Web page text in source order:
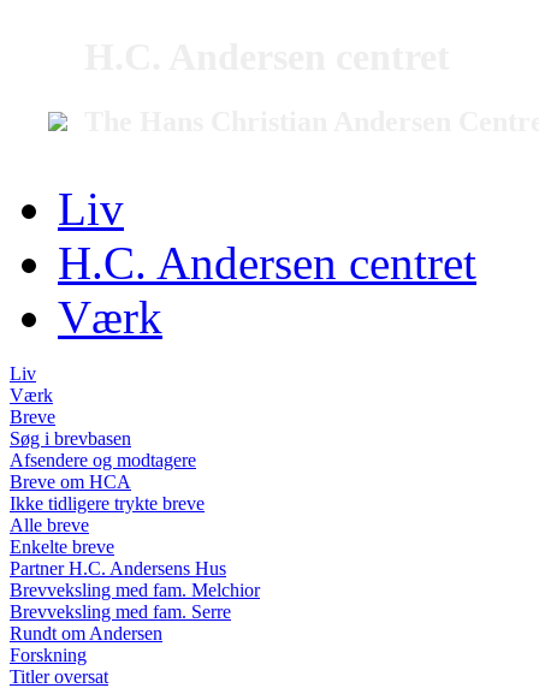
Liv
H.C. Andersen centret
Værk
Liv
Værk
Breve
Søg i brevbasen
Afsendere og modtagere
Breve om HCA
Ikke tidligere trykte breve
Alle breve
Enkelte breve
Partner H.C. Andersens Hus
Brevveksling med fam. Melchior
Brevveksling med fam. Serre
Rundt om Andersen
Forskning
Titler oversat